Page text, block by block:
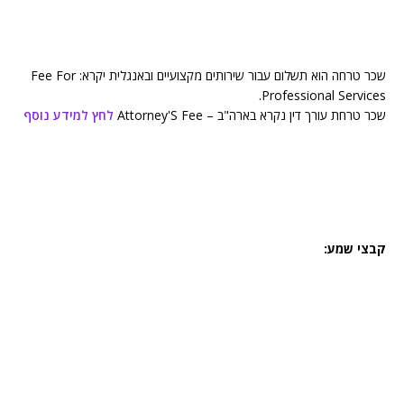
שכר טרחה הוא תשלום עבור שירותים מקצועיים ובאנגלית יקרא: Fee For
Professional Services.
שכר טרחת עורך דין נקרא בארה"ב – Attorney'S Fee
לחץ למידע נוסף
קבצי שמע: